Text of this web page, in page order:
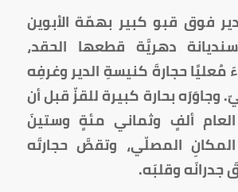
فوق قبو كبير بهمّة الأبوين
دهريَّة قطعها الحقد،
مُعليًا حجارةَ كنيسةِ الدير وغرفِه
وجاوَرَه بحارة كبيرة للقزّ قبل أن
ألفٍ وثماني مئةٍ وستينَ
المكانِ المصلّي، وتقصَّ حجارتَه
جدرانَه وقلبَه.